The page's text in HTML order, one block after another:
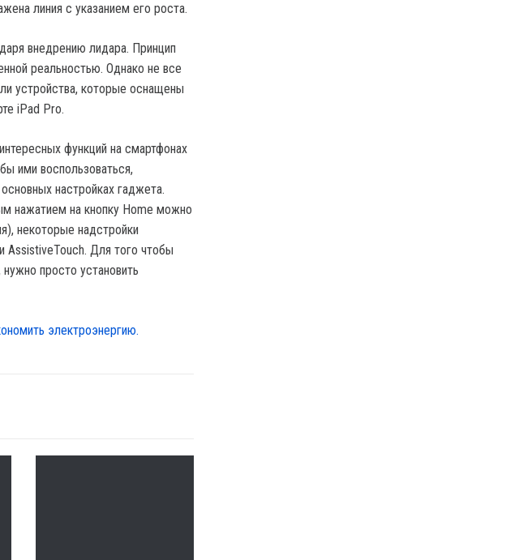
линия с указанием его роста.
внедрению лидара. Принцип
реальностью. Однако не все
устройства, которые оснащены
iPad Pro.
функций на смартфонах
ими воспользоваться,
настройках гаджета.
нажатием на кнопку Home можно
некоторые надстройки
AssistiveTouch. Для того чтобы
просто установить
электроэнергию.